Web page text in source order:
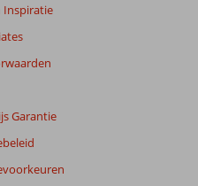
Inspiratie
Garantie